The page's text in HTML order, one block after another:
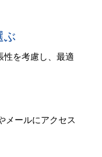
ぶ
性を考慮し、最適
メールにアクセス